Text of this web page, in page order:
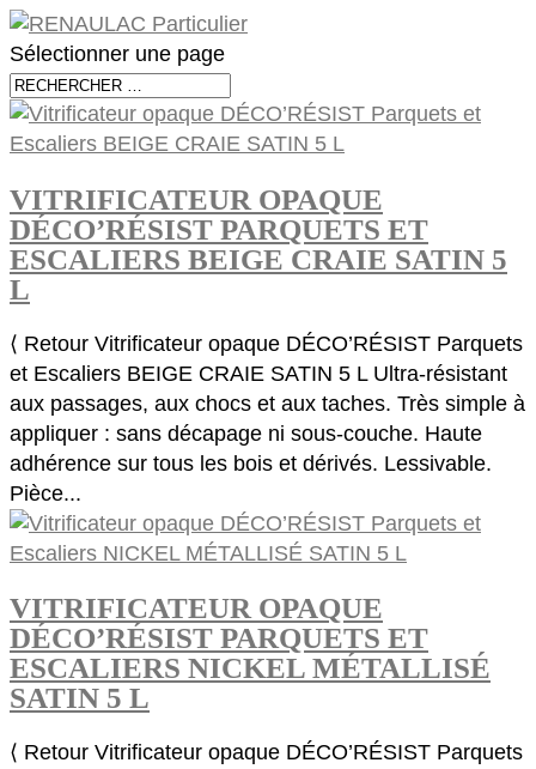
Sélectionner une page
VITRIFICATEUR OPAQUE
DÉCO’RÉSIST PARQUETS ET
ESCALIERS BEIGE CRAIE SATIN 5
L
⟨ Retour Vitrificateur opaque DÉCO’RÉSIST Parquets
et Escaliers BEIGE CRAIE SATIN 5 L Ultra-résistant
aux passages, aux chocs et aux taches. Très simple à
appliquer : sans décapage ni sous-couche. Haute
adhérence sur tous les bois et dérivés. Lessivable.
Pièce...
VITRIFICATEUR OPAQUE
DÉCO’RÉSIST PARQUETS ET
ESCALIERS NICKEL MÉTALLISÉ
SATIN 5 L
⟨ Retour Vitrificateur opaque DÉCO’RÉSIST Parquets